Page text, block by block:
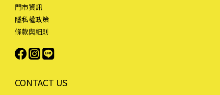
門市資訊
隱私權政策
條款與細則
CONTACT US